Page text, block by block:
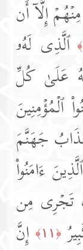
إِلَّاۤ أَن
ٱلَّذِی لَهُۥ
عَلَىٰ كُلِّ
ٱلۡمُؤۡمِنِینَ
عَذَابُ جَهَنَّمَ
ءَامَنُوا۟
تَجۡرِی مِن
﴿١١﴾
إِنَّ